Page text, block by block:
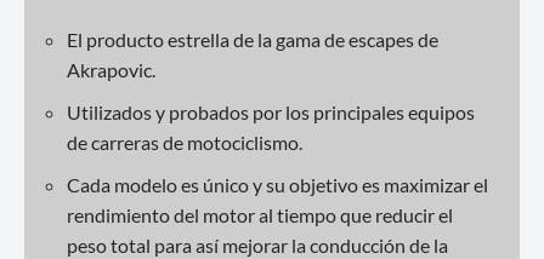
El producto estrella de la gama de escapes de
Akrapovic.
Utilizados y probados por los principales equipos
de carreras de motociclismo.
Cada modelo es único y su objetivo es maximizar el
rendimiento del motor al tiempo que reducir el
peso total para así mejorar la conducción de la